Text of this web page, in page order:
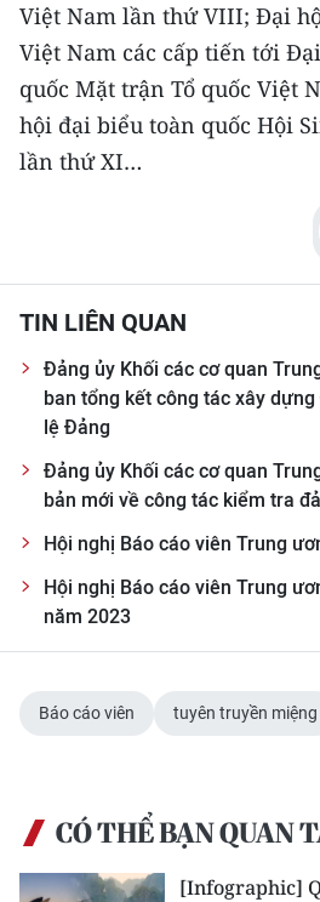
Việt Nam lần thứ VIII; Đại
Việt Nam các cấp tiến tới
quốc Mặt trận Tổ quốc Việt
hội đại biểu toàn quốc Hội
lần thứ XI…
TIN LIÊN QUAN
Đảng ủy Khối các cơ quan
ban tổng kết công tác xây
lệ Đảng
Đảng ủy Khối các cơ quan
bản mới về công tác kiểm tra
Hội nghị Báo cáo viên Trung
Hội nghị Báo cáo viên Trung
năm 2023
Báo cáo viên tuyên truyền miệng
CÓ THỂ BẠN QUAN
[Infographic]